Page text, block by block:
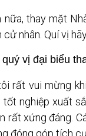
nữa, thay mặt
cử nhân. Quí vị
vị đại biểu
rất vui mừng
tốt nghiệp xuất
rất xứng đáng.
đóng góp tích